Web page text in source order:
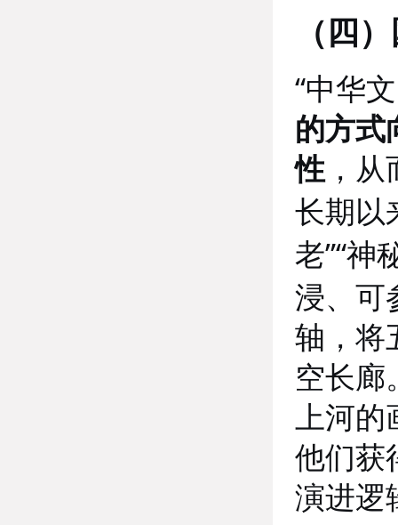
（四
“中华
的方式
性 ，
长期以
老”“神
浸、可
轴，将
空长廊
上河
他们获
演进逻